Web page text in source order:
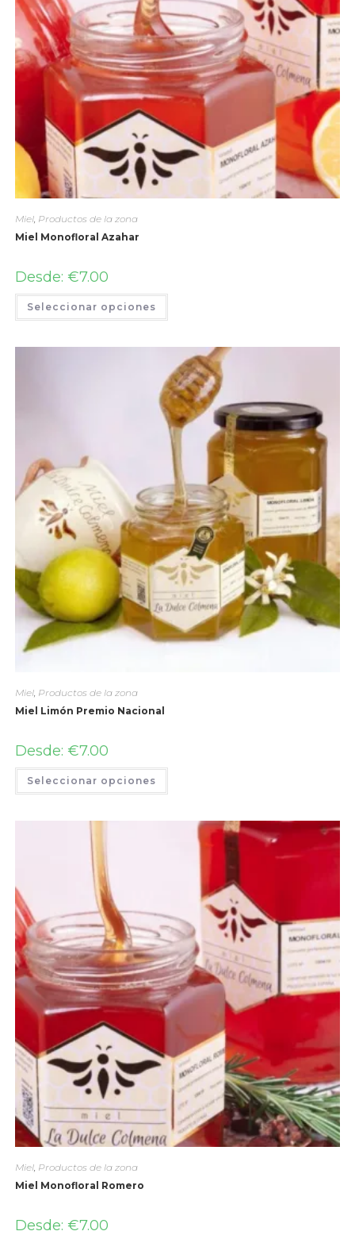
Miel, Productos de la zona
Miel Monofloral Azahar
Desde: €7.00
Seleccionar opciones
Miel, Productos de la zona
Miel Limón Premio Nacional
Desde: €7.00
Seleccionar opciones
Miel, Productos de la zona
Miel Monofloral Romero
Desde: €7.00